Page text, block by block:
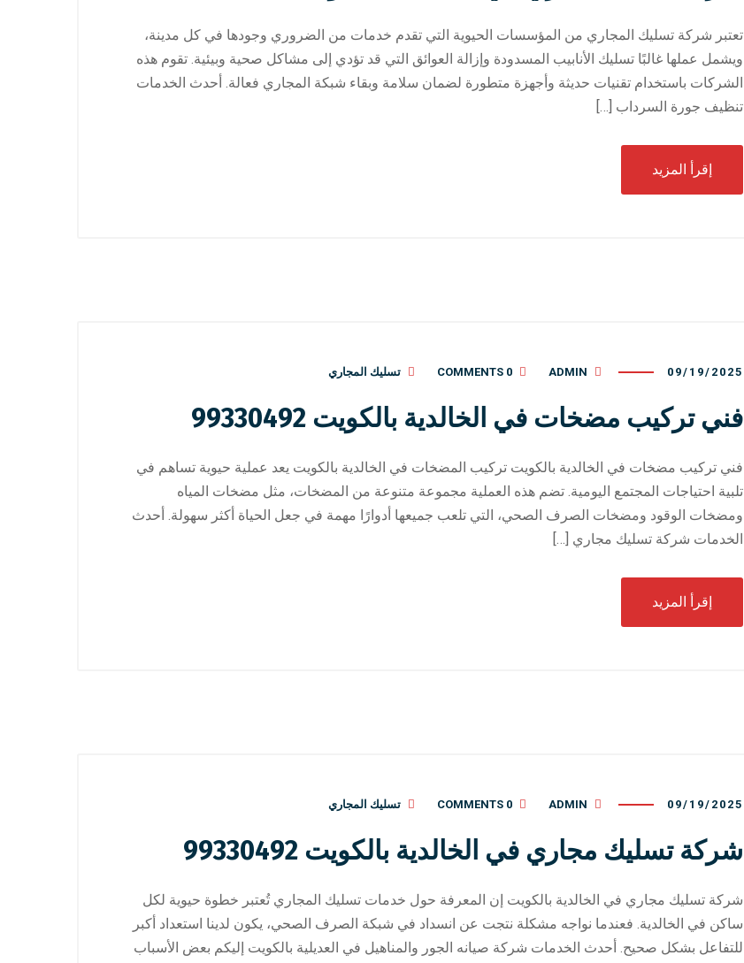
تعتبر شركة تسليك المجاري من المؤسسات الحيوية التي تقدم خدمات من الضروري وجودها في كل مدينة،
ويشمل عملها غالبًا تسليك الأنابيب المسدودة وإزالة العوائق التي قد تؤدي إلى مشاكل صحية وبيئية. تقوم هذه
الشركات باستخدام تقنيات حديثة وأجهزة متطورة لضمان سلامة وبقاء شبكة المجاري فعالة. أحدث الخدمات
تنظيف جورة السرداب […]
إقرأ المزيد
09/19/2025
ADMIN
0 COMMENTS تسليك المجاري
فني تركيب مضخات في الخالدية بالكويت 99330492
فني تركيب مضخات في الخالدية بالكويت تركيب المضخات في الخالدية بالكويت يعد عملية حيوية تساهم في
تلبية احتياجات المجتمع اليومية. تضم هذه العملية مجموعة متنوعة من المضخات، مثل مضخات المياه
ومضخات الوقود ومضخات الصرف الصحي، التي تلعب جميعها أدوارًا مهمة في جعل الحياة أكثر سهولة. أحدث
الخدمات شركة تسليك مجاري […]
إقرأ المزيد
09/19/2025
ADMIN
0 COMMENTS تسليك المجاري
شركة تسليك مجاري في الخالدية بالكويت 99330492
شركة تسليك مجاري في الخالدية بالكويت إن المعرفة حول خدمات تسليك المجاري تُعتبر خطوة حيوية لكل
ساكن في الخالدية. فعندما نواجه مشكلة نتجت عن انسداد في شبكة الصرف الصحي، يكون لدينا استعداد أكبر
للتفاعل بشكل صحيح. أحدث الخدمات شركة صيانه الجور والمناهيل في العديلية بالكويت إليكم بعض الأسباب